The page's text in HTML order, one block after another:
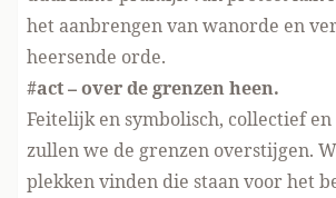
het aanbrengen van wanorde en
heersende orde.
#act – over de grenzen heen.
Feitelijk en symbolisch, collectief
zullen we de grenzen overstijgen.
plekken vinden die staan voor het